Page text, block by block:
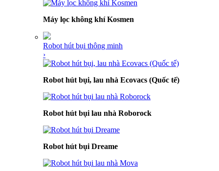
Máy lọc không khí Kosmen
Robot hút bụi thông minh
›
Robot hút bụi, lau nhà Ecovacs (Quốc tế)
Robot hút bụi lau nhà Roborock
Robot hút bụi Dreame